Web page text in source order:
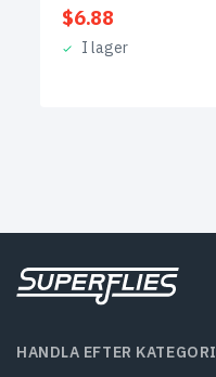
$6.88
I lager
HANDLA EFTER KATEGORI